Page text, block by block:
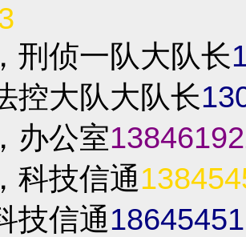
刑侦一队大队长
控大队大队长
办公室
科技信通
技信通